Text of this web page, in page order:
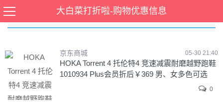
大白菜打折啦-购物优惠信息
京东商城 05-30 21:40
HOKA Torrent 4 托伦特4 竞速减震耐磨越野跑鞋
1010934 Plus会员折后￥369 男、女多色可选
0